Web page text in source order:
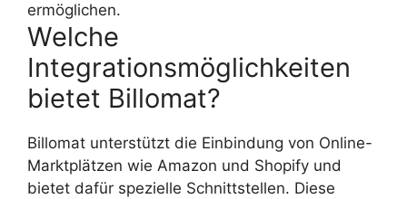
ermöglichen.
Welche
Integrationsmöglichkeiten
bietet Billomat?
Billomat unterstützt die Einbindung von Online-
Marktplätzen wie Amazon und Shopify und
bietet dafür spezielle Schnittstellen. Diese